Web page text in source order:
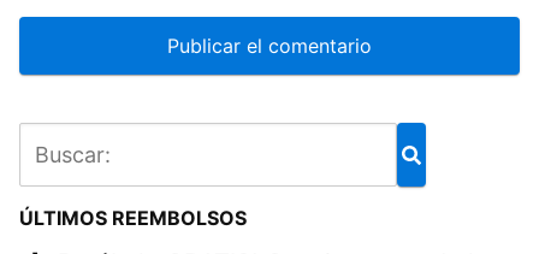
ÚLTIMOS REEMBOLSOS